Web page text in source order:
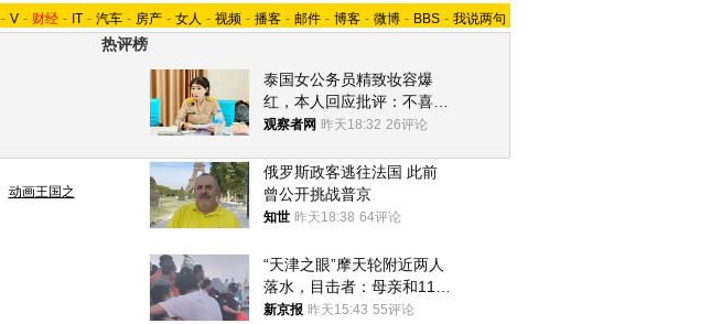
- V - 财经 - IT - 汽车 - 房产 - 女人 - 视频 - 播客 - 邮件 - 博客 - 微博 - BBS - 我说两句
热评榜
泰国女公务员精致妆容爆
红，本人回应批评：不喜欢
就别看
观察者网 昨天18:32 26评论
俄罗斯政客逃往法国 此前
曾公开挑战普京
知世 昨天18:38 64评论
“天津之眼”摩天轮附近两人
落水，目击者：母亲和11岁
儿子先后被打捞上岸
新京报 昨天15:43 55评论
动画王国之